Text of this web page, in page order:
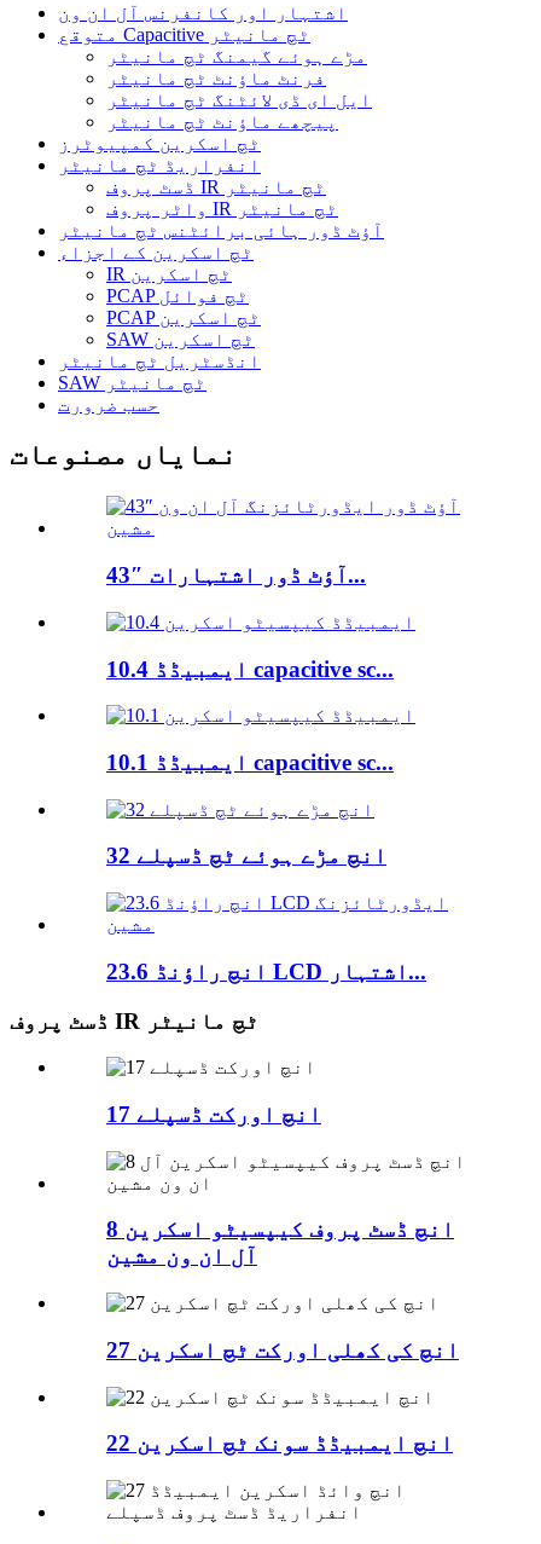
اشتہار اور کانفرنس آل ان ون
متوقع Capacitive ٹچ مانیٹر
مڑے ہوئے گیمنگ ٹچ مانیٹر
فرنٹ ماؤنٹ ٹچ مانیٹر
ایل ای ڈی لائٹنگ ٹچ مانیٹر
پیچھے ماؤنٹ ٹچ مانیٹر
ٹچ اسکرین کمپیوٹرز
انفراریڈ ٹچ مانیٹر
ڈسٹ پروف IR ٹچ مانیٹر
واٹر پروف IR ٹچ مانیٹر
آؤٹ ڈور ہائی برائٹنس ٹچ مانیٹر
ٹچ اسکرین کے اجزاء
IR ٹچ اسکرین
PCAP ٹچ فوائل
PCAP ٹچ اسکرین
SAW ٹچ اسکرین
انڈسٹریل ٹچ مانیٹر
SAW ٹچ مانیٹر
حسب ضرورت
نمایاں مصنوعات
43″ آؤٹ ڈور اشتہارات...
10.4 ایمبیڈڈ capacitive sc...
10.1 ایمبیڈڈ capacitive sc...
32 انچ مڑے ہوئے ٹچ ڈسپلے
23.6 انچ راؤنڈ LCD اشتہار...
ڈسٹ پروف IR ٹچ مانیٹر
17 انچ اورکت ڈسپلے
8 انچ ڈسٹ پروف کیپسیٹو اسکرین
آل ان ون مشین
27 انچ کی کھلی اورکت ٹچ اسکرین
22 انچ ایمبیڈڈ سونک ٹچ اسکرین